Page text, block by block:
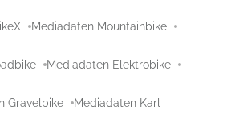
Mediadaten Mountainbike
Mediadaten Elektrobike
Gravelbike Mediadaten Karl